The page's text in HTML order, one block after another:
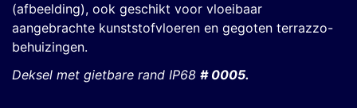
(afbeelding), ook geschikt voor vloeibaar
aangebrachte kunststofvloeren en gegoten terrazzo-
behuizingen.
Deksel met gietbare rand IP68 # 0005.